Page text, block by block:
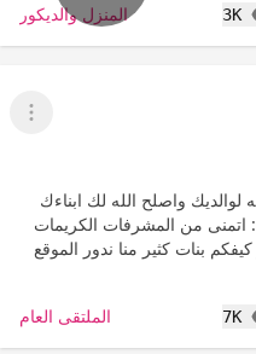
3K المنزل والديكور
عرض
واصلح الله لك ابناءك
ورزقك ومن تحبين جنات النعيم :heart: اتمنى من المشرفات الكريمات
بنات كثير منا ندور الموقع
7K الملتقى العام